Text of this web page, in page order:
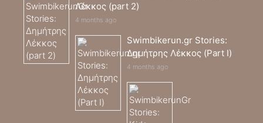
Λέκκος (part 2)
4 months ago
Swimbikerun.gr Stories:
Δημήτρης Λέκκος (Part I)
4 months ago